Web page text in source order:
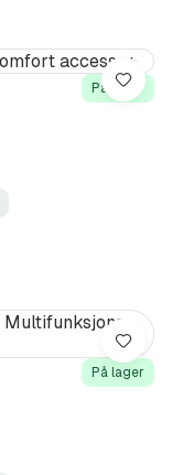
På lager
Lagre
På lager
Lagre